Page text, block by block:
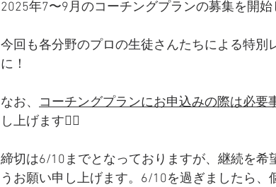
2025年7〜9月のコーチングプランの募集を開始
今回も各分野のプロの生徒さんたちによる特別
に！
なお、 コーチングプランにお申込みの際は必要
し上げます🙇‍♀️
締切は6/10までとなっておりますが、継続を希
うお願い申し上げます。6/10を過ぎましたら